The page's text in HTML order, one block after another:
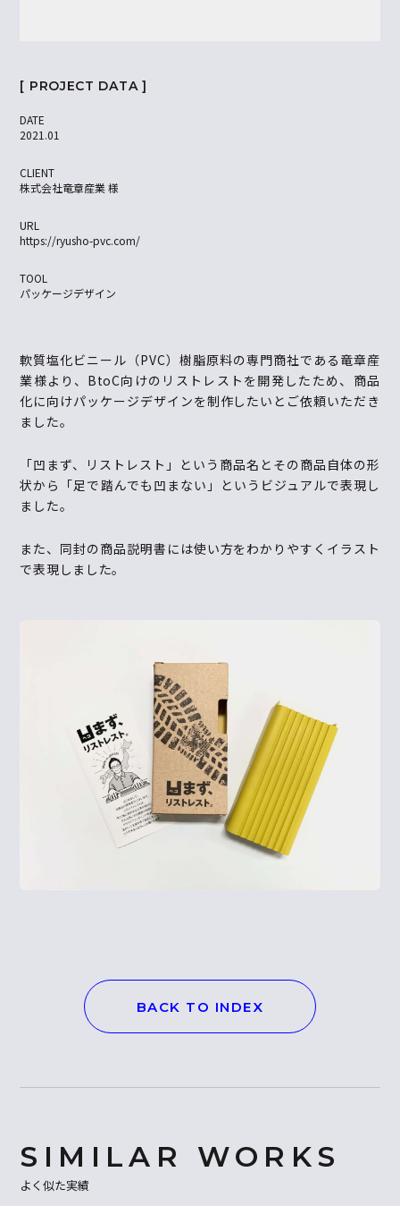
[ PROJECT DATA ]
DATE
2021.01
CLIENT
株式会社竜章産業 様
URL
https://ryusho-pvc.com/
TOOL
パッケージデザイン
軟質塩化ビニール（PVC）樹脂原料の専門商社である竜章産
業様より、BtoC向けのリストレストを開発したため、商品
化に向けパッケージデザインを制作したいとご依頼いただき
ました。
「凹まず、リストレスト」という商品名とその商品自体の形
状から「足で踏んでも凹まない」というビジュアルで表現し
ました。
また、同封の商品説明書には使い方をわかりやすくイラスト
で表現しました。
BACK TO INDEX
よく似た実績